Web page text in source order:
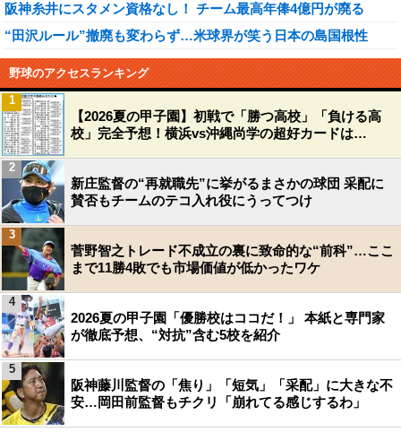
阪神糸井にスタメン資格なし！ チーム最高年俸4億円が廃る
“田沢ルール”撤廃も変わらず…米球界が笑う日本の島国根性
野球のアクセスランキング
【2026夏の甲子園】初戦で「勝つ高校」「負ける高
校」完全予想！横浜vs沖縄尚学の超好カードは…
1
新庄監督の“再就職先”に挙がるまさかの球団 采配に
賛否もチームのテコ入れ役にうってつけ
2
菅野智之トレード不成立の裏に致命的な“前科”…ここ
まで11勝4敗でも市場価値が低かったワケ
3
2026夏の甲子園「優勝校はココだ！」 本紙と専門家
が徹底予想、“対抗”含む5校を紹介
4
阪神藤川監督の「焦り」「短気」「采配」に大きな不
安…岡田前監督もチクリ「崩れてる感じするわ」
5